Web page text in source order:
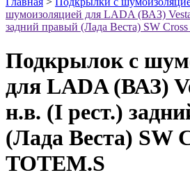
шумоизоляцией для LADA (ВАЗ)
задний правый (Лада Веста) SW
Подкрылок с
для LADA (ВАЗ)
н.в. (I рест.)
(Лада Веста) SW
TOTEM.S